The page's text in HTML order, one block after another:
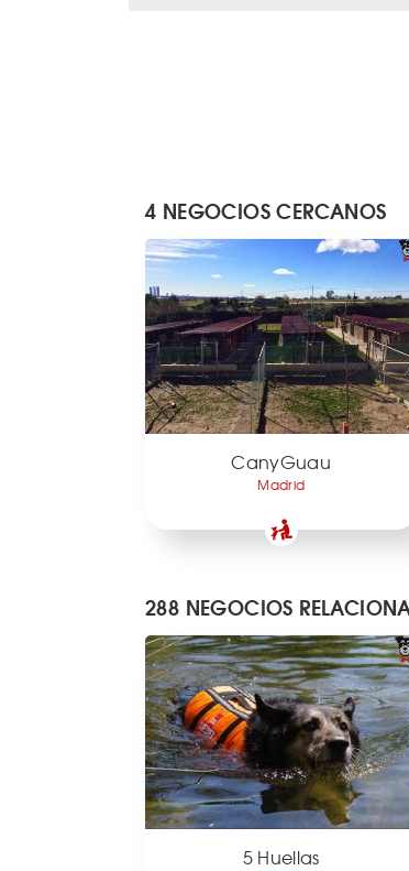
4 NEGOCIOS CERCANOS
CanyGuau
Madrid
288 NEGOCIOS
5 Huellas